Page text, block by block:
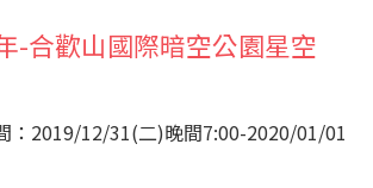
-合歡山國際暗空公園星空
：2019/12/31(二)晚間7:00-2020/01/01